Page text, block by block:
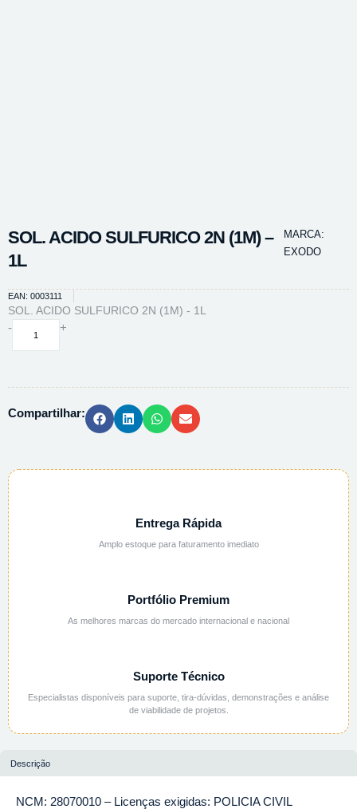
SOL. ACIDO SULFURICO 2N (1M) –
1L
MARCA:
EXODO
EAN: 0003111
SOL. ACIDO SULFURICO 2N (1M) - 1L
-
SOL.
-
+
Compartilhar:
Entrega Rápida
Amplo estoque para faturamento imediato
Portfólio Premium
As melhores marcas do mercado internacional e nacional
Suporte Técnico
Especialistas disponíveis para suporte, tira-dúvidas, demonstrações e análise
de viabilidade de projetos.
Descrição
NCM: 28070010 – Licenças exigidas: POLICIA CIVIL